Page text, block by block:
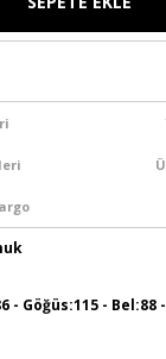
- Göğüs:115 - Bel:88